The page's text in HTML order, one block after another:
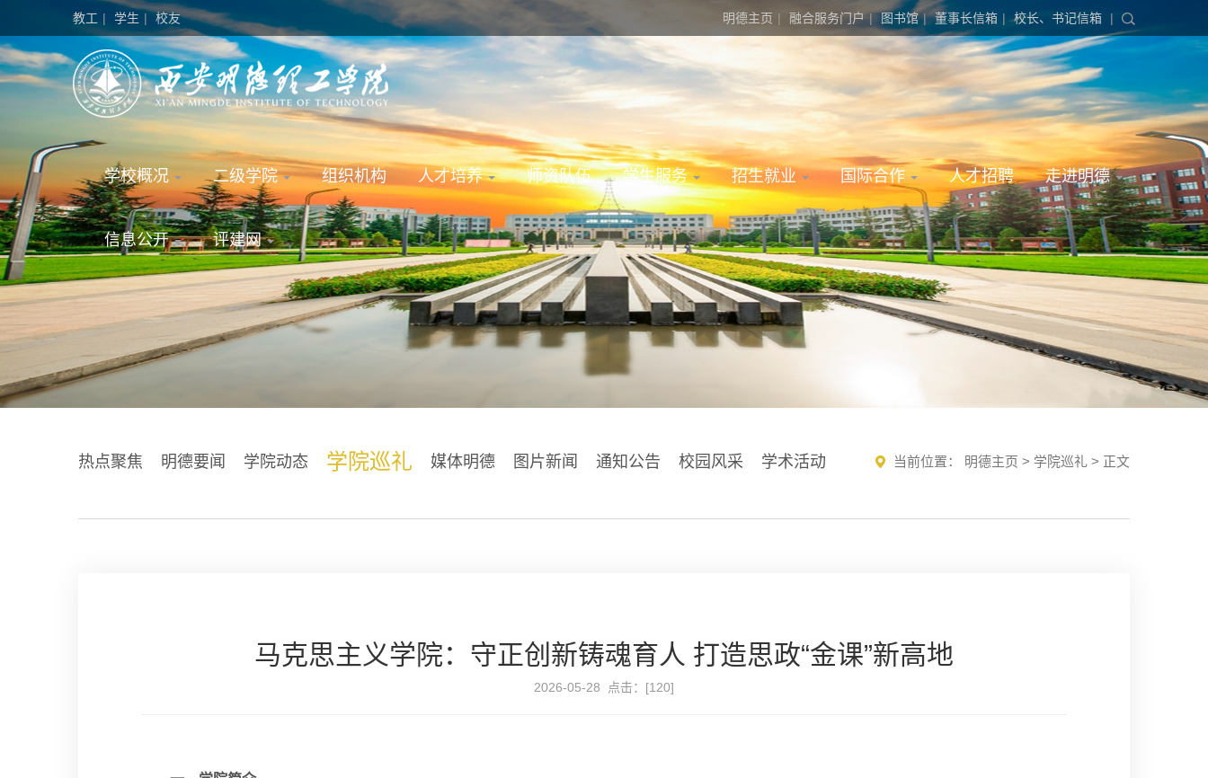
教工 | 学生 | 校友 明德主页 | 融合服务门户 | 图书馆 | 董事长信箱 | 校长、书记信箱 |
学校概况 二级学院 组织机构 人才培养 师资队伍 学生服务 招生就业 国际合作 人才招聘 走进明德
信息公开 评建网
热点聚焦 明德要闻 学院动态 学院巡礼 媒体明德 图片新闻 通知公告 校园风采 学术活动 当前位置： 明德主页 > 学院巡礼 > 正文
马克思主义学院：守正创新铸魂育人 打造思政“金课”新高地
2026-05-28 点击：[120]